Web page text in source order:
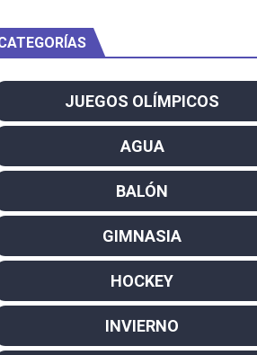
dominan el Europeo
se reparten el botín y Caetano
decacampeonas y quinto oro
Champion
JUEGOS OLÍMPICOS
AGUA
BALÓN
GIMNASIA
HOCKEY
INVIERNO